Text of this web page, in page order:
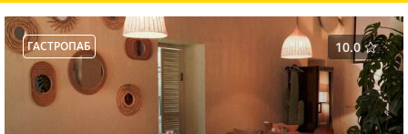
10.0
ГАСТРОПАБ